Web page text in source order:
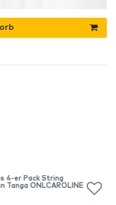
4-er Pack String
Tanga ONLCAROLINE